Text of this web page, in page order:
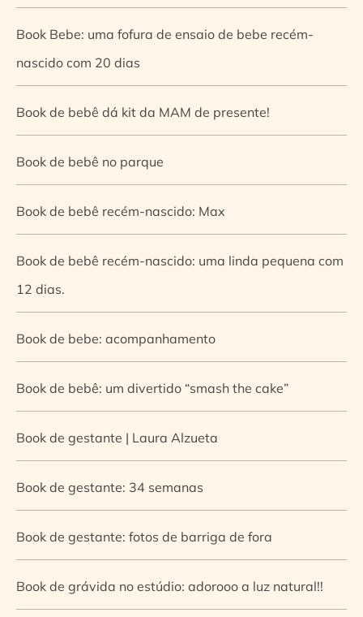
Book Bebe: uma fofura de ensaio de bebe recém-
nascido com 20 dias
Book de bebê dá kit da MAM de presente!
Book de bebê no parque
Book de bebê recém-nascido: Max
Book de bebê recém-nascido: uma linda pequena com
12 dias.
Book de bebe: acompanhamento
Book de bebê: um divertido “smash the cake”
Book de gestante | Laura Alzueta
Book de gestante: 34 semanas
Book de gestante: fotos de barriga de fora
Book de grávida no estúdio: adorooo a luz natural!!